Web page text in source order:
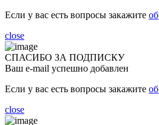
Если у вас есть вопросы закажите
close
СПАСИБО ЗА ПОДПИСКУ
Ваш e-mail успешно добавлен
Если у вас есть вопросы закажите
close